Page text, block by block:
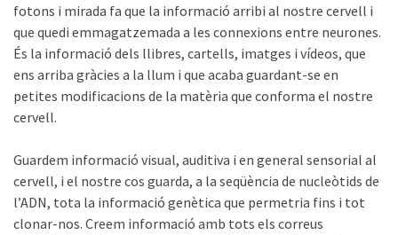
fotons i mirada fa que la informació arribi al nostre cervell i
que quedi emmagatzemada a les connexions entre neurones.
És la informació dels llibres, cartells, imatges i vídeos, que
ens arriba gràcies a la llum i que acaba guardant-se en
petites modificacions de la matèria que conforma el nostre
cervell.
Guardem informació visual, auditiva i en general sensorial al
cervell, i el nostre cos guarda, a la seqüència de nucleòtids de
l’ADN, tota la informació genètica que permetria fins i tot
clonar-nos. Creem informació amb tots els correus